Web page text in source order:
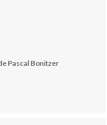
Pascal Bonitzer